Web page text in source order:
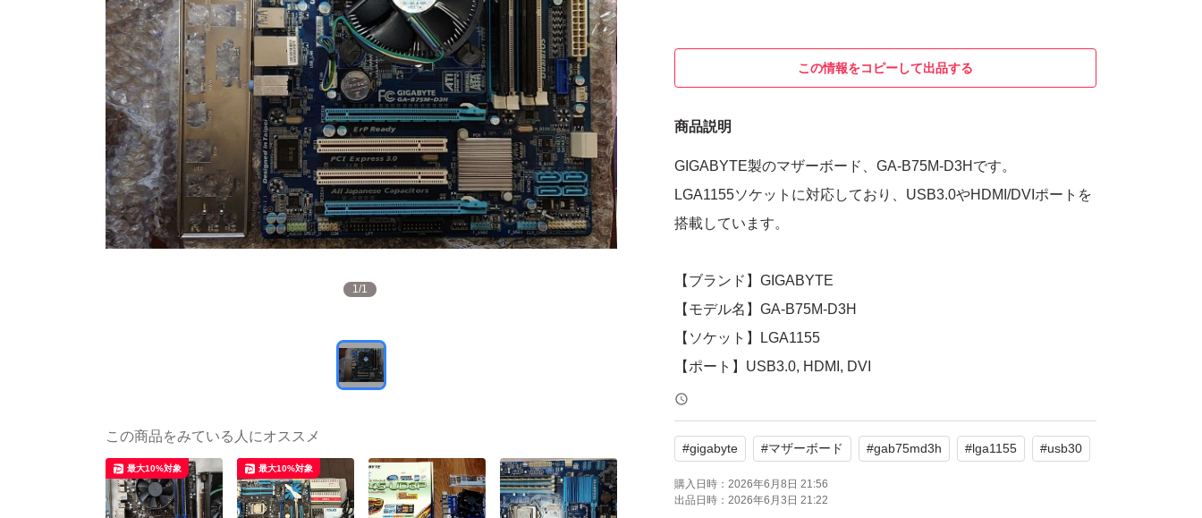
1/1
この情報をコピーして出品する
商品説明
GIGABYTE製のマザーボード、GA-B75M-D3Hです。
LGA1155ソケットに対応しており、USB3.0やHDMI/DVIポートを
搭載しています。
【ブランド】GIGABYTE
【モデル名】GA-B75M-D3H
【ソケット】LGA1155
【ポート】USB3.0, HDMI, DVI
【商品の状態】目立った傷や汚れなし
【カラー】ブルー系
i5 3470、cpuクーラー、メモリ4GB(ADATA製 DDR3 1600G 2GB
×2)のセットの出品になります。
#gigabyte #マザーボード #gab75md3h #lga1155 #usb30
購入日時： 2026年6月8日 21:56
出品日時： 2026年6月3日 21:22
この商品をみている人にオススメ
最大10%対象 最大10%対象